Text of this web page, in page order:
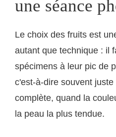
une séance
Le choix des fruits est
autant que technique : il
spécimens à leur pic de
c'est-à-dire souvent
complète, quand la
la peau la plus tendue.